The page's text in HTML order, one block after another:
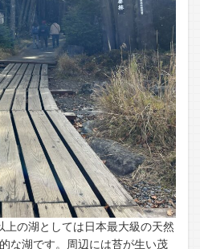
の湖としては日本最大級の天然
な湖です。周辺には苔が生い茂